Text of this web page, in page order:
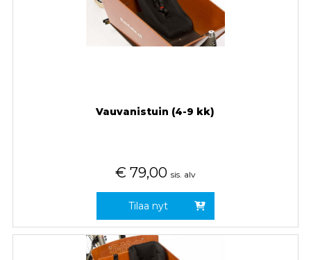
Vauvanistuin (4-9 kk)
€ 79,00 sis. alv
Tilaa nyt